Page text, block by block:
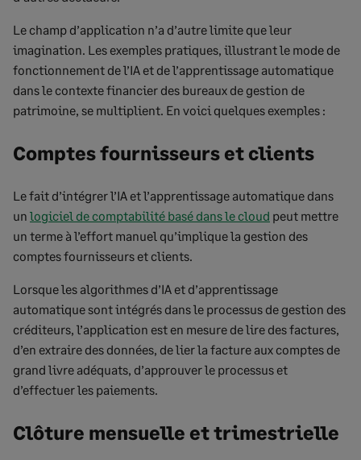
Le champ d’application n’a d’autre limite que leur
imagination. Les exemples pratiques, illustrant le mode de
fonctionnement de l’IA et de l’apprentissage automatique
dans le contexte financier des bureaux de gestion de
patrimoine, se multiplient. En voici quelques exemples :
Comptes fournisseurs et clients
Le fait d’intégrer l’IA et l’apprentissage automatique dans
un logiciel de comptabilité basé dans le cloud peut mettre
un terme à l’effort manuel qu’implique la gestion des
comptes fournisseurs et clients.
Lorsque les algorithmes d’IA et d’apprentissage
automatique sont intégrés dans le processus de gestion des
créditeurs, l’application est en mesure de lire des factures,
d’en extraire des données, de lier la facture aux comptes de
grand livre adéquats, d’approuver le processus et
d’effectuer les paiements.
Clôture mensuelle et trimestrielle